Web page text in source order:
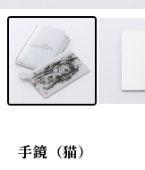
手鏡（猫）